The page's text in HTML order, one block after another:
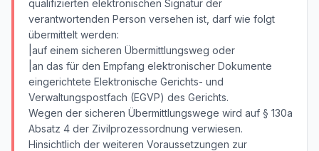
qualifizierten elektronischen Signatur der
verantwortenden Person versehen ist, darf wie folgt
übermittelt werden:
|auf einem sicheren Übermittlungsweg oder
|an das für den Empfang elektronischer Dokumente
eingerichtete Elektronische Gerichts- und
Verwaltungspostfach (EGVP) des Gerichts.
Wegen der sicheren Übermittlungswege wird auf § 130a
Absatz 4 der Zivilprozessordnung verwiesen.
Hinsichtlich der weiteren Voraussetzungen zur